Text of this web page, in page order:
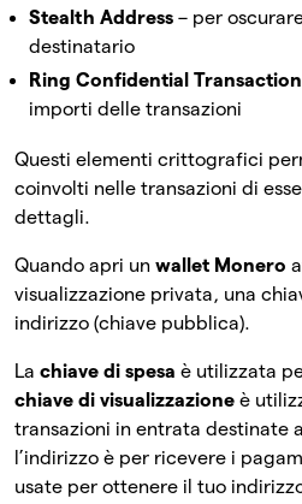
Stealth Address – per
destinatario
Ring Confidential
importi delle transazioni
Questi elementi crittografici
coinvolti nelle transazioni di
dettagli.
Quando apri un wallet Monero
visualizzazione privata, una
indirizzo (chiave pubblica).
La chiave di spesa è utilizzata
chiave di visualizzazione è
transazioni in entrata destinate
l’indirizzo è per ricevere i
usate per ottenere il tuo